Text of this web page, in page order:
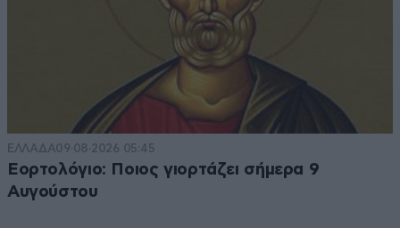
ΕΛΛΑΔΑ09·08·2026 05:45
Εορτολόγιο: Ποιος γιορτάζει σήμερα 9
Αυγούστου